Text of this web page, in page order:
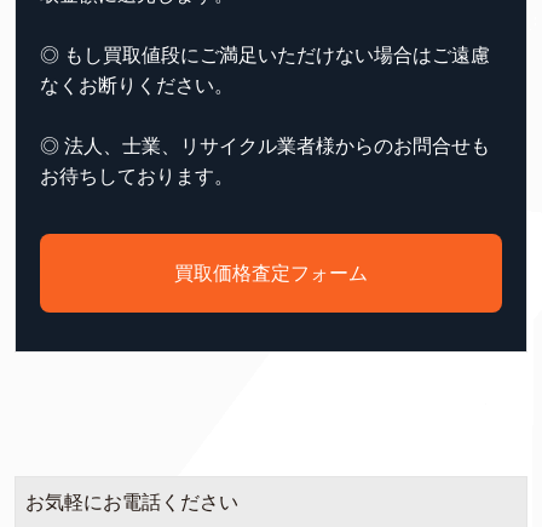
◎ もし買取値段にご満足いただけない場合はご遠慮
なくお断りください。
◎ 法人、士業、リサイクル業者様からのお問合せも
お待ちしております。
買取価格査定フォーム
お気軽にお電話ください